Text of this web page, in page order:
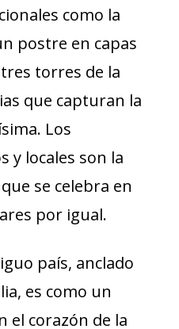
como la
postre en capas
torres de la
que capturan la
Los
y locales son la
se celebra en
por igual.
país, anclado
es como un
el corazón de la